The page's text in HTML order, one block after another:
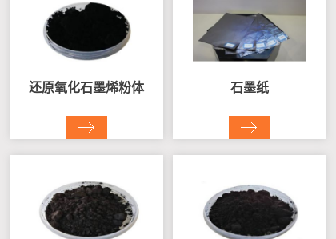
还原氧化石墨烯粉体 石墨纸